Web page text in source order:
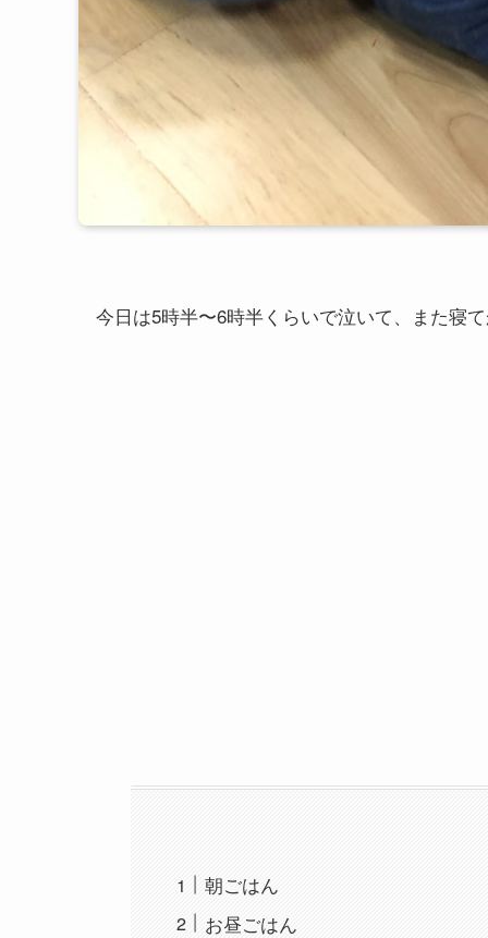
今日は5時半〜6時半くらいで泣いて、また寝
朝ごはん
お昼ごはん